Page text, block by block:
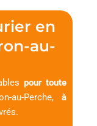
en
au-
pour toute
au-Perche, à